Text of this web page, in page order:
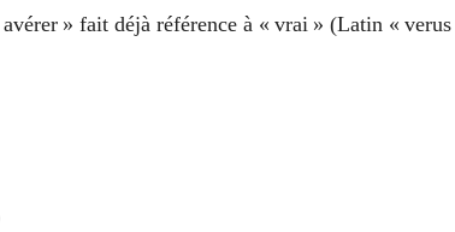
» fait déjà référence à « vrai » (Latin « verus